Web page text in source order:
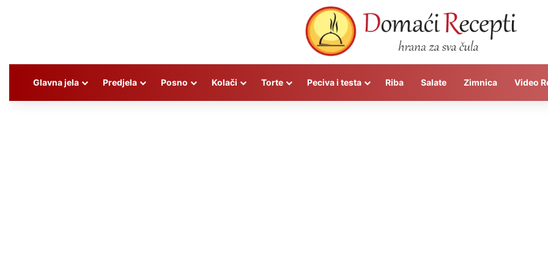
Glavna jela Predjela Posno Kolači Torte Peciva i testa Riba Salate Zimnica Video